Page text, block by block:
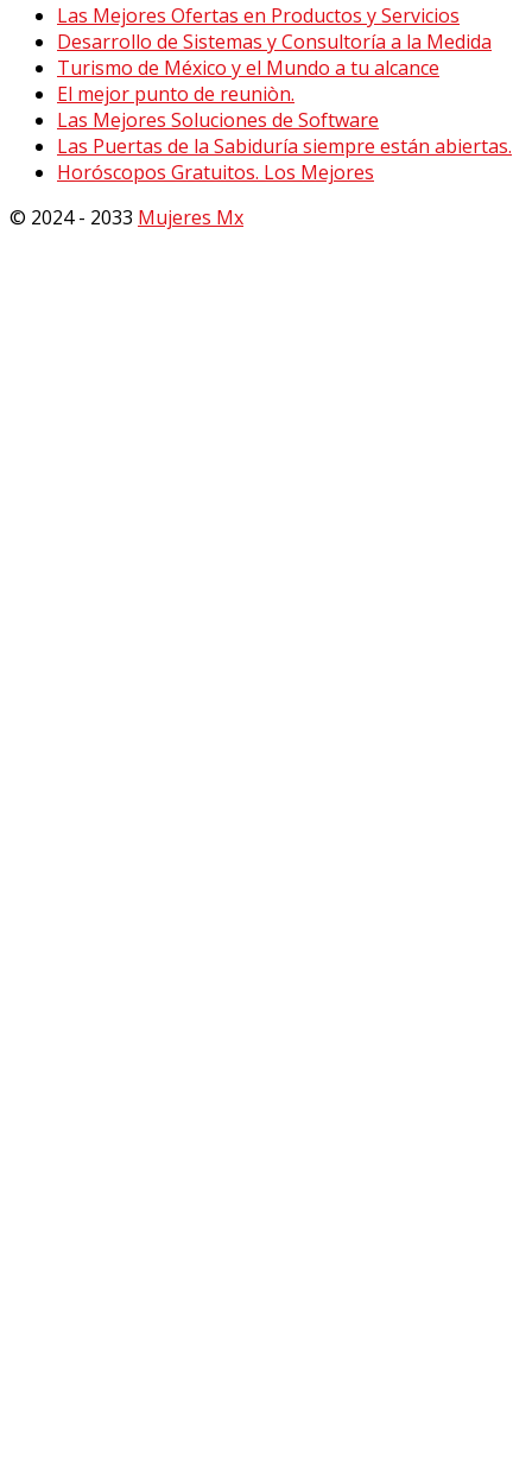
Las Mejores Ofertas en Productos y Servicios
Desarrollo de Sistemas y Consultoría a la Medida
Turismo de México y el Mundo a tu alcance
El mejor punto de reuniòn.
Las Mejores Soluciones de Software
Las Puertas de la Sabiduría siempre están abiertas.
Horóscopos Gratuitos. Los Mejores
© 2024 - 2033 Mujeres Mx